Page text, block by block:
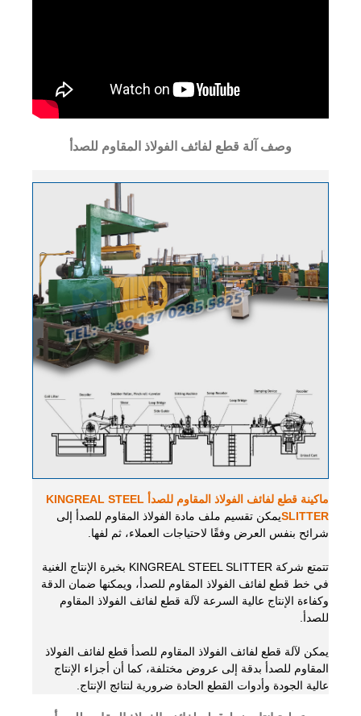
وصف آلة قطع لفائف الفولاذ المقاوم للصدأ
ماكينة قطع لفائف الفولاذ المقاوم للصدأ KINGREAL STEEL
SLITTERيمكن تقسيم ملف مادة الفولاذ المقاوم للصدأ إلى
شرائح بنفس العرض وفقًا لاحتياجات العملاء، ثم لفها.
تتمتع شركة KINGREAL STEEL SLITTER بخبرة الإنتاج الغنية
في خط قطع لفائف الفولاذ المقاوم للصدأ، ويمكنها ضمان الدقة
وكفاءة الإنتاج عالية السرعة لآلة قطع لفائف الفولاذ المقاوم
للصدأ.
يمكن لآلة قطع لفائف الفولاذ المقاوم للصدأ قطع لفائف الفولاذ
المقاوم للصدأ بدقة إلى عروض مختلفة، كما أن أجزاء الإنتاج
عالية الجودة وأدوات القطع الحادة ضرورية لنتائج الإنتاج.